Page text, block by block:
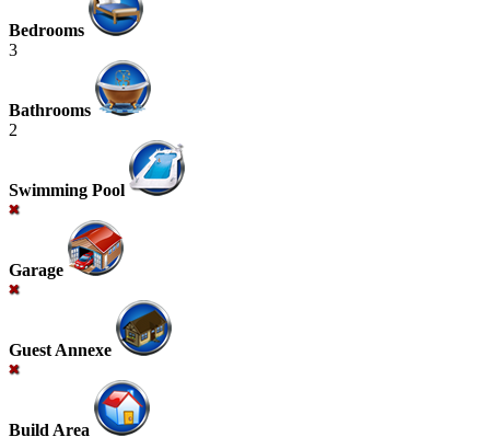
Bedrooms
3
Bathrooms
2
Swimming Pool
Garage
Guest Annexe
Build Area